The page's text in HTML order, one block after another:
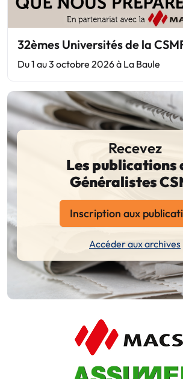
32èmes Universités de la
Du 1 au 3 octobre 2026 à La Baule
Recevez
Les publications
Généralistes
Inscription aux
Accéder aux archives